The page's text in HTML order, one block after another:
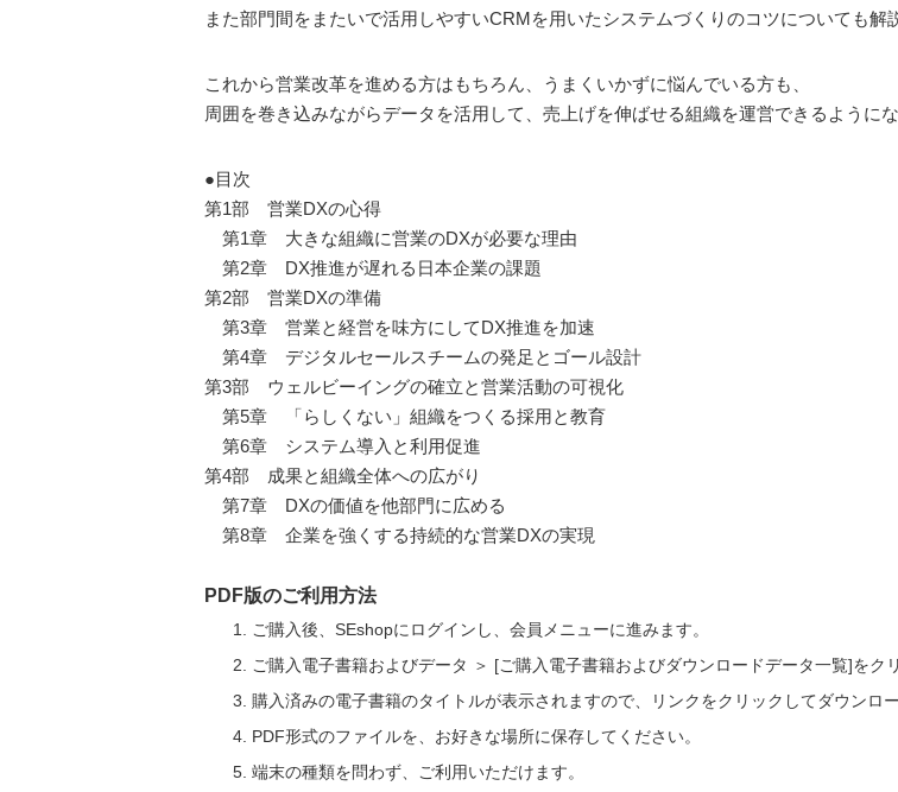
また部門間をまたいで活用しやすいCRMを用いたシステムづくりのコツについても解
これから営業改革を進める方はもちろん、うまくいかずに悩んでいる方も、
周囲を巻き込みながらデータを活用して、売上げを伸ばせる組織を運営できるように
●目次
第1部 営業DXの心得
第1章 大きな組織に営業のDXが必要な理由
第2章 DX推進が遅れる日本企業の課題
第2部 営業DXの準備
第3章 営業と経営を味方にしてDX推進を加速
第4章 デジタルセールスチームの発足とゴール設計
第3部 ウェルビーイングの確立と営業活動の可視化
第5章 「らしくない」組織をつくる採用と教育
第6章 システム導入と利用促進
第4部 成果と組織全体への広がり
第7章 DXの価値を他部門に広める
第8章 企業を強くする持続的な営業DXの実現
PDF版のご利用方法
ご購入後、SEshopにログインし、会員メニューに進みます。
ご購入電子書籍およびデータ ＞ [ご購入電子書籍およびダウンロードデータ一覧]をク
購入済みの電子書籍のタイトルが表示されますので、リンクをクリックしてダウンロ
PDF形式のファイルを、お好きな場所に保存してください。
端末の種類を問わず、ご利用いただけます。